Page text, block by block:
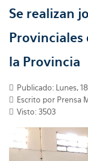
Se realizan
Provinciales
la Provincia
Publicado: Lunes,
Escrito por Prensa
Visto: 3503